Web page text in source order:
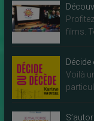
films.
Décide
Voilà